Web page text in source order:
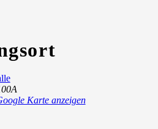
Karte anzeigen